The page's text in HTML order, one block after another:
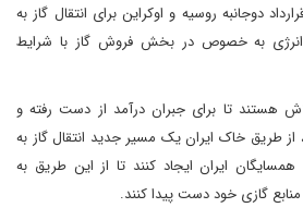
دوجانبه روسیه و اوکراین برای انتقال گاز به
انرژی به خصوص در بخش فروش گاز با شرایط
هستند تا برای جبران درآمد از دست رفته و
از طریق خاک ایران یک مسیر جدید انتقال گاز به
ایران ایجاد کنند تا از این طریق به
گازی خود دست پیدا کنند.